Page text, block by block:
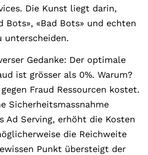
Die Kunst liegt darin,
Bots», «Bad Bots» und echten
unterscheiden.
Gedanke: Der optimale
ist grösser als 0%. Warum?
Fraud Ressourcen kostet.
Sicherheitsmassnahme
Ad Serving, erhöht die Kosten
die Reichweite
Punkt übersteigt der